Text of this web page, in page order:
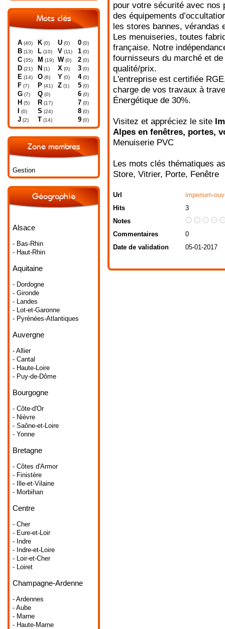
Mots clés
A (40)
B (13)
C (35)
D (21)
E (14)
F (7)
G (7)
H (5)
(0)
J (2)
K (0)
L (10)
M (19)
N (1)
O (6)
P (41)
Q (0)
R (17)
S (24)
T (14)
U (0)
V (11)
W (0)
X (0)
Y (0)
Z (1)
0 (0)
1 (0)
2 (0)
3 (0)
4(0)
5 (0)
6 (0)
7 (0)
8 (0)
9 (0)
Zone membres
Gestion
Géographie
Alsace
- Bas-Rhin
- Haut-Rhin
Aquitaine
- Dordogne
- Gironde
- Landes
- Lot-et-Garonne
- Pyrénées-Atlantiques
Auvergne
- Allier
- Cantal
- Haute-Loire
- Puy-de-Dôme
Bourgogne
- Côte-d'Or
- Nièvre
- Saône-et-Loire
- Yonne
Bretagne
- Côtes d'Armor
- Finistère
- Ille-et-Vilaine
- Morbihan
Centre
- Cher
- Eure-et-Loir
- Indre
- Indre-et-Loire
- Loir-et-Cher
- Loiret
Champagne-Ardenne
- Ardennes
- Aube
- Marne
- Haute-Marne
pour votre sécurité avec
des équipements
les stores bannes, vérandas
Les menuiseries, toutes
française. Notre
fournisseurs du marché et
qualité/prix.
L'entreprise est certifiée
charge de vos travaux à
Énergétique de 30%.
Visitez et appréciez le site
Alpes en fenêtres, portes,
Menuiserie PVC
Les mots clés thématiques
Store, Vitrier, Porte, Fenêtre
Url
imperium-
Hits
3
Notes
Commentaires
0
Date de validation
05-01-2017